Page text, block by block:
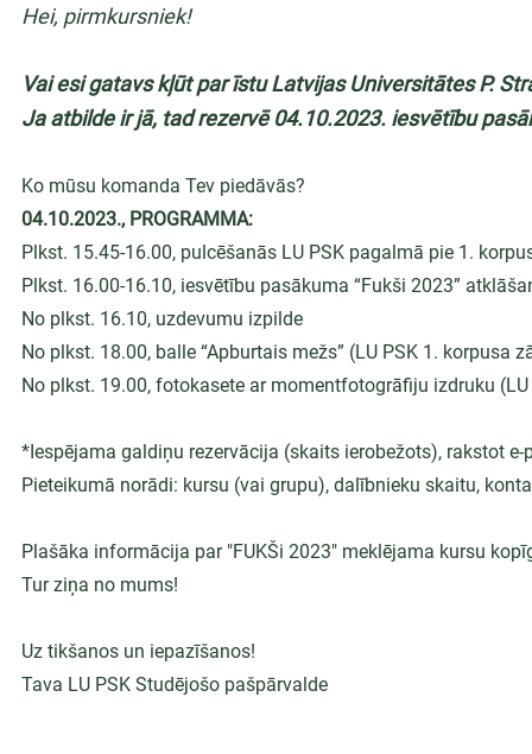
Hei, pirmkursniek!
Vai esi gatavs kļūt par īstu Latvijas Universitātes P.
Ja atbilde ir jā, tad rezervē 04.10.2023. iesvētību
Ko mūsu komanda Tev piedāvās?
04.10.2023., PROGRAMMA:
Plkst. 15.45-16.00, pulcēšanās LU PSK pagalmā pie 1.
Plkst. 16.00-16.10, iesvētību pasākuma “Fukši 2023”
No plkst. 16.10, uzdevumu izpilde
No plkst. 18.00, balle “Apburtais mežs” (LU PSK 1. korpusa
No plkst. 19.00, fotokasete ar momentfotogrāfiju izdruku
*Iespējama galdiņu rezervācija (skaits ierobežots), rakstot
Pieteikumā norādi: kursu (vai grupu), dalībnieku skaitu,
Plašāka informācija par "FUKŠi 2023" meklējama kursu
Tur ziņa no mums!
Uz tikšanos un iepazīšanos!
Tava LU PSK Studējošo pašpārvalde